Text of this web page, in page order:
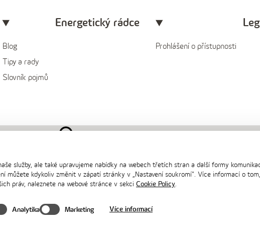
služby, ale také upravujeme nabídky na webech třetích stran a další formy
můžete kdykoliv změnit v zápatí stránky v „Nastavení soukromí". Více informací o
práv, naleznete na webové stránce v sekci Cookie Policy.
Analytika Marketing Více informacío
Energetický rádce
Blog
Tipy a rady
Slovník pojmů
Prohlášení o přístupnosti